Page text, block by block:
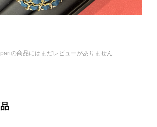
の商品にはまだレビューがありません